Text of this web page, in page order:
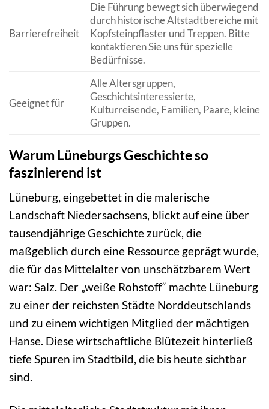
Barrierefreiheit
Die Führung bewegt sich überwiegend
durch historische Altstadtbereiche mit
Kopfsteinpflaster und Treppen. Bitte
kontaktieren Sie uns für spezielle
Bedürfnisse.
Geeignet für
Alle Altersgruppen,
Geschichtsinteressierte,
Kulturreisende, Familien, Paare, kleine
Gruppen.
Warum Lüneburgs Geschichte so
faszinierend ist
Lüneburg, eingebettet in die malerische
Landschaft Niedersachsens, blickt auf eine über
tausendjährige Geschichte zurück, die
maßgeblich durch eine Ressource geprägt wurde,
die für das Mittelalter von unschätzbarem Wert
war: Salz. Der „weiße Rohstoff“ machte Lüneburg
zu einer der reichsten Städte Norddeutschlands
und zu einem wichtigen Mitglied der mächtigen
Hanse. Diese wirtschaftliche Blütezeit hinterließ
tiefe Spuren im Stadtbild, die bis heute sichtbar
sind.